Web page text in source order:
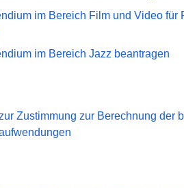
im Bereich Film und Video für
im Bereich Jazz beantragen
Zustimmung zur Berechnung der